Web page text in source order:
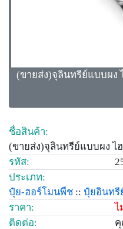
(ขายส่ง)จุลินทรีย์แบบผง
ชื่อสินค้า:
(ขายส่ง)จุลินทรีย์แบบผง ไ
รหัส:
ประเภท:
ปุ๋ย-ฮอร์โมนพืช :: ปุ๋ยอินทรี
ราคา:
ไ
ติดต่อ: